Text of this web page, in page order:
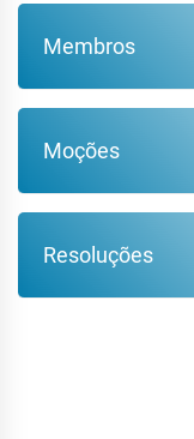
Membros
Moções
Resoluções